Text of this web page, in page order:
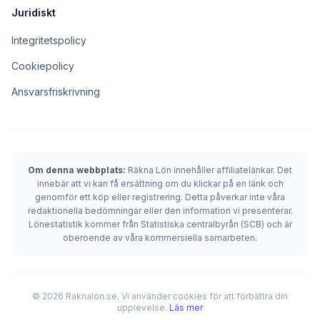
Juridiskt
Integritetspolicy
Cookiepolicy
Ansvarsfriskrivning
Om denna webbplats: Räkna Lön innehåller affiliatelänkar. Det
innebär att vi kan få ersättning om du klickar på en länk och
genomför ett köp eller registrering. Detta påverkar inte våra
redaktionella bedömningar eller den information vi presenterar.
Lönestatistik kommer från Statistiska centralbyrån (SCB) och är
oberoende av våra kommersiella samarbeten.
© 2026 Raknalon.se. Vi använder cookies för att förbättra din
upplevelse. Läs mer